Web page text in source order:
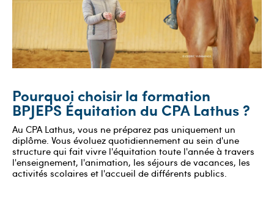
Pourquoi choisir la formation
BPJEPS Équitation du CPA Lathus ?
Au CPA Lathus, vous ne préparez pas uniquement un
diplôme. Vous évoluez quotidiennement au sein d'une
structure qui fait vivre l'équitation toute l'année à travers
l'enseignement, l'animation, les séjours de vacances, les
activités scolaires et l'accueil de différents publics.